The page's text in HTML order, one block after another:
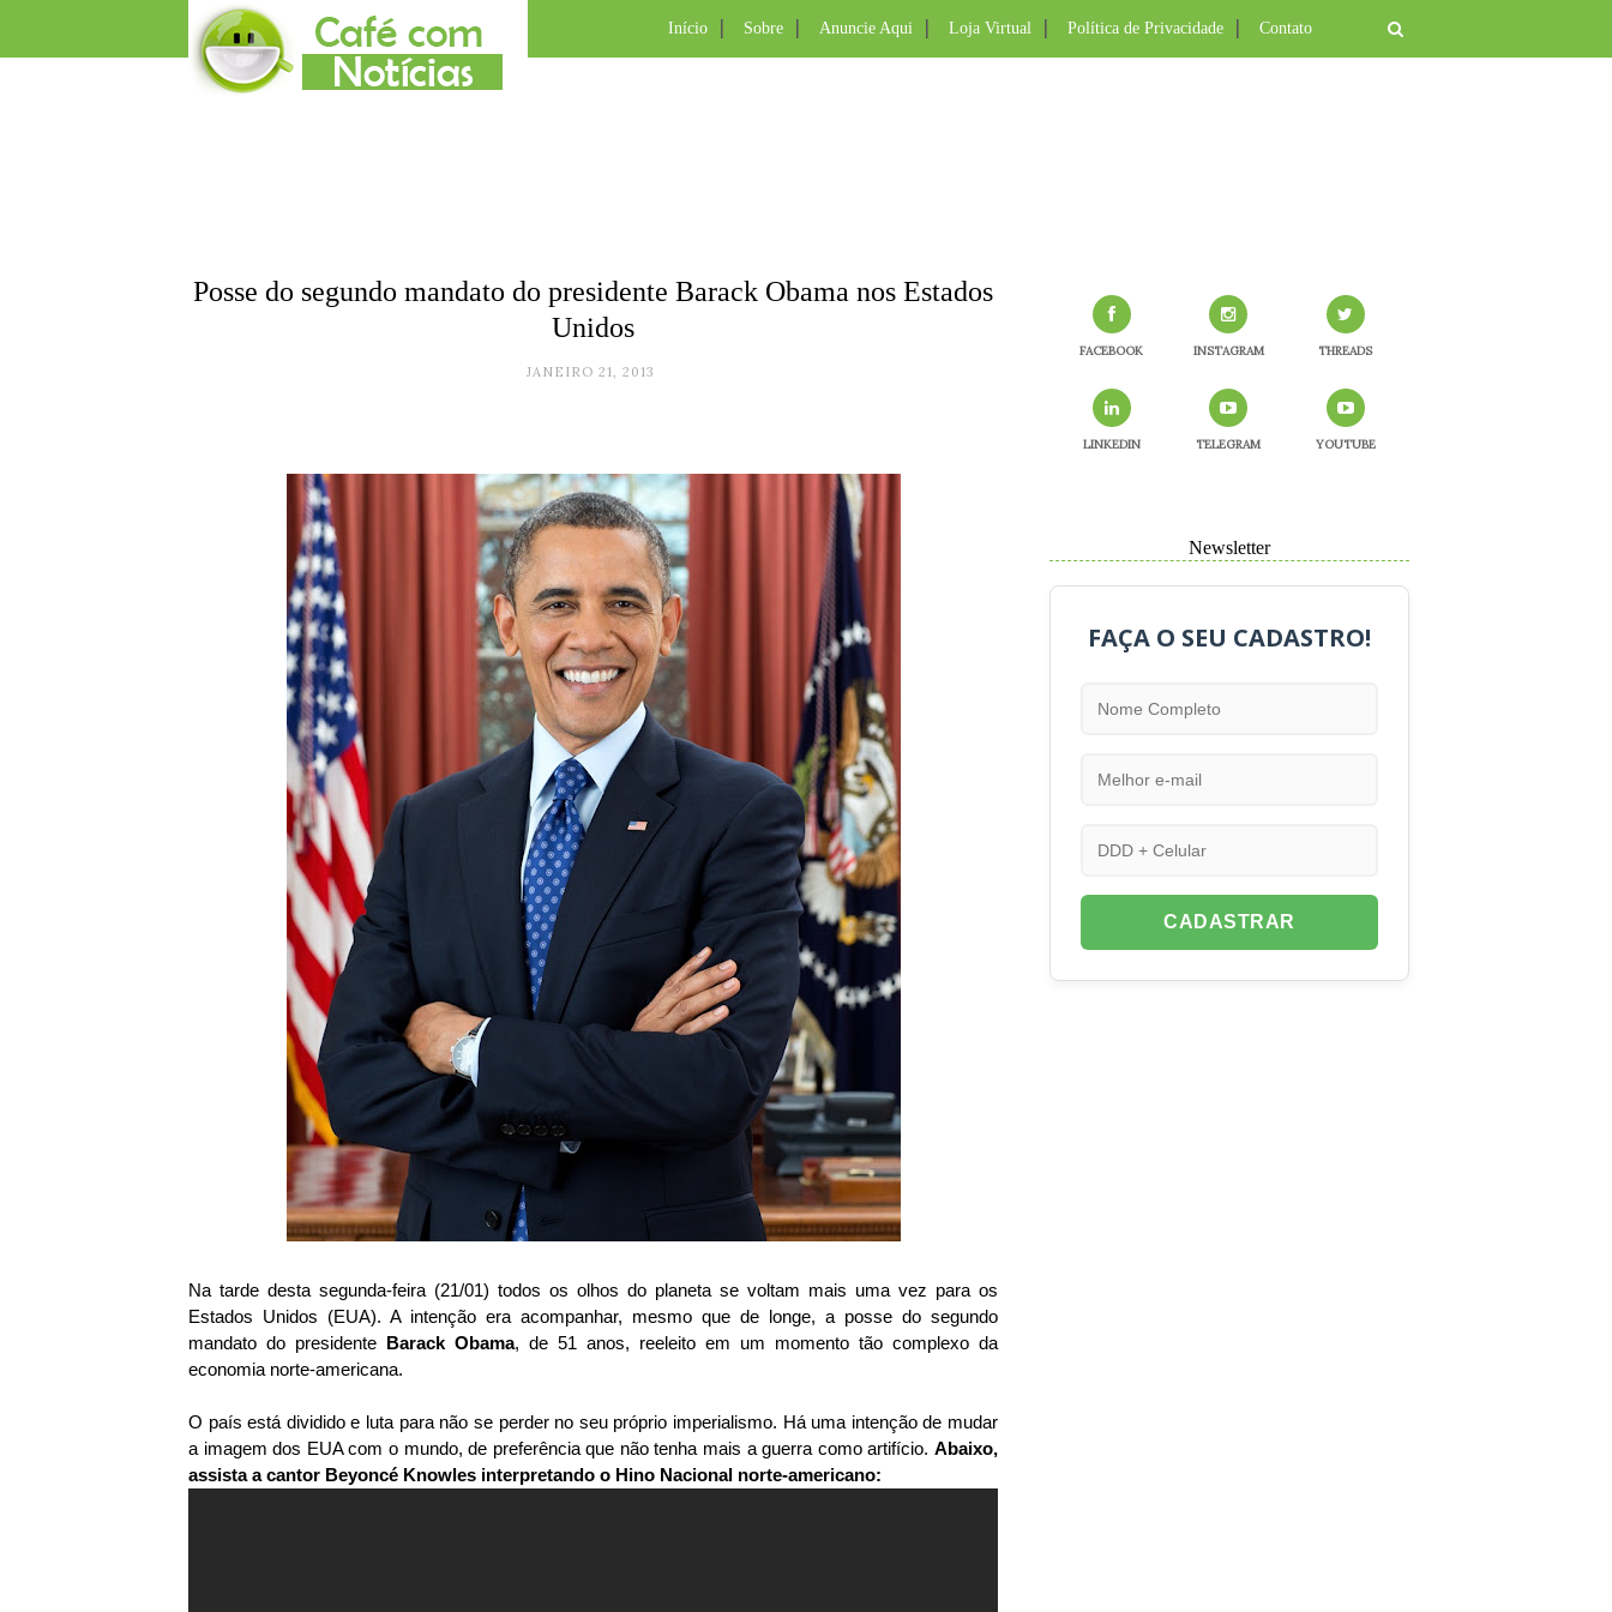
Início Sobre Anuncie Aqui Loja Virtual Política de Privacidade Contato
Posse do segundo mandato do presidente Barack Obama nos Estados
Unidos
JANEIRO 21, 2013
Na tarde desta segunda-feira (21/01) todos os olhos do planeta se voltam mais uma vez para os
Estados Unidos (EUA). A intenção era acompanhar, mesmo que de longe, a posse do segundo
mandato do presidente Barack Obama, de 51 anos, reeleito em um momento tão complexo da
economia norte-americana.
O país está dividido e luta para não se perder no seu próprio imperialismo. Há uma intenção de mudar
a imagem dos EUA com o mundo, de preferência que não tenha mais a guerra como artifício. Abaixo,
assista a cantor Beyoncé Knowles interpretando o Hino Nacional norte-americano:
FACEBOOK INSTAGRAM THREADS
LINKEDIN TELEGRAM YOUTUBE
Newsletter
FAÇA O SEU CADASTRO!
CADASTRAR